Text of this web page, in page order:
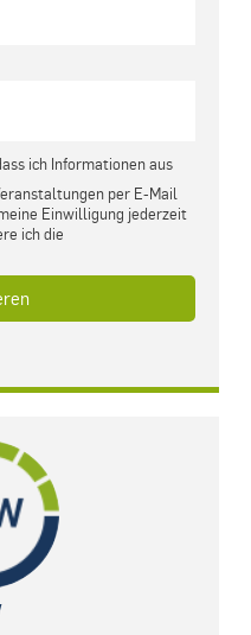
ich Informationen aus
per E-Mail
Einwilligung jederzeit
ich die